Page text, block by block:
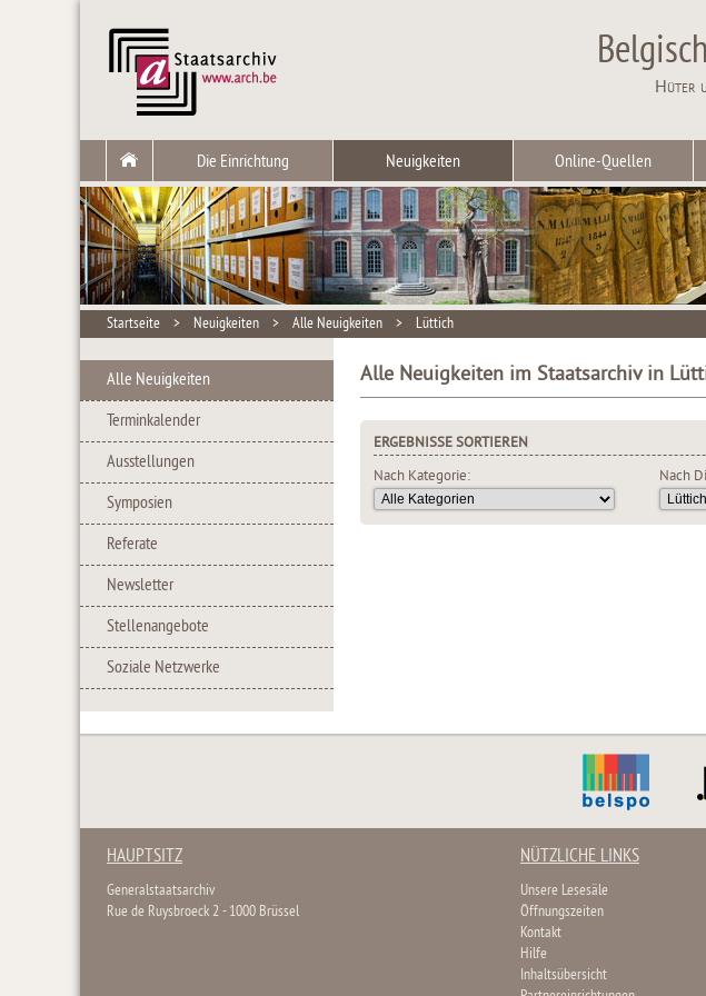
Hüter
Die Einrichtung Neuigkeiten Online-Quellen
Startseite > Neuigkeiten > Alle Neuigkeiten > Lüttich
Alle Neuigkeiten
Terminkalender
Ausstellungen
Symposien
Referate
Newsletter
Stellenangebote
Soziale Netzwerke
Alle Neuigkeiten im Staatsarchiv in
ERGEBNISSE SORTIEREN
Nach Kategorie:
Nach
HAUPTSITZ
Generalstaatsarchiv
Rue de Ruysbroeck 2 - 1000 Brüssel
NÜTZLICHE LINKS
Unsere Lesesäle
Öffnungszeiten
Kontakt
Hilfe
Inhaltsübersicht